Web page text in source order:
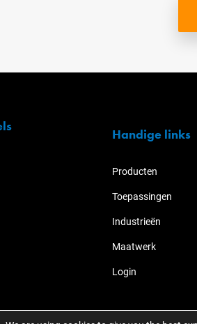
Handige links
Producten
Toepassingen
Industrieën
Maatwerk
Login